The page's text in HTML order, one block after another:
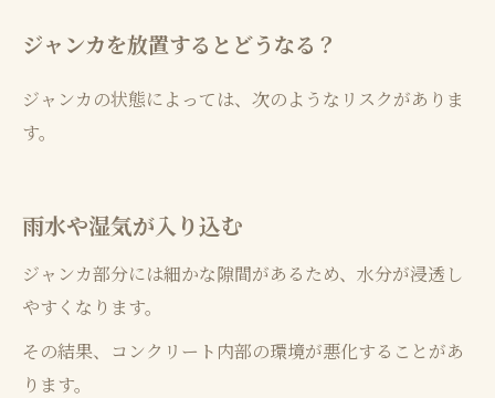
ジャンカを放置するとどうなる？
ジャンカの状態によっては、次のようなリスクがありま
す。
雨水や湿気が入り込む
ジャンカ部分には細かな隙間があるため、水分が浸透し
やすくなります。
その結果、コンクリート内部の環境が悪化することがあ
ります。